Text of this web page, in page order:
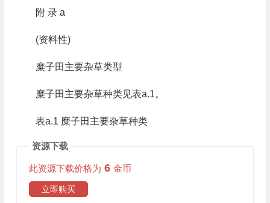
附 录 a
(资料性)
糜子田主要杂草类型
糜子田主要杂草种类见表a.1。
表a.1 糜子田主要杂草种类
资源下载
此资源下载价格为 6 金币
立即购买